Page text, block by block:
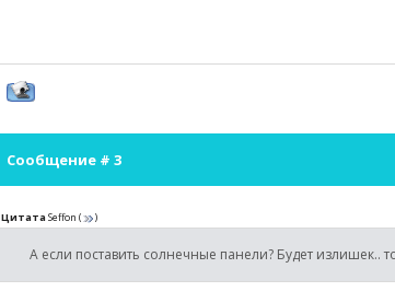
Сообщение # 3
ЦитатаSeffon ( )
А если поставить солнечные панели? Будет